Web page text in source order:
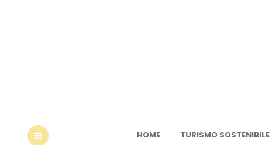
HOME TURISMO SOSTENIBILE